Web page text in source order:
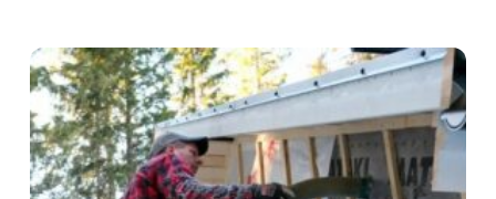
skapa en ...